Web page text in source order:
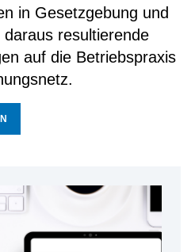
in Gesetzgebung und
resultierende
auf die Betriebspraxis